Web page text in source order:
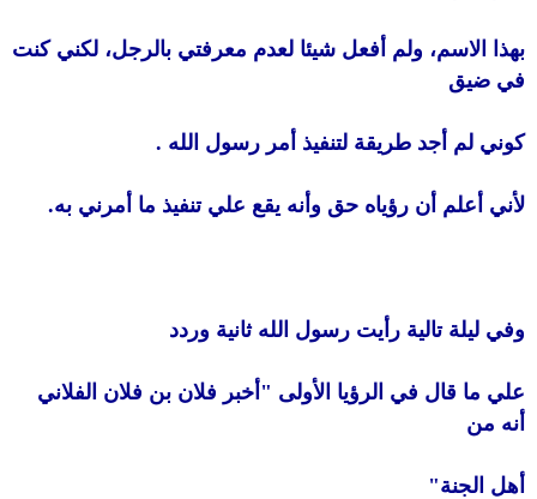
بهذا الاسم، ولم أفعل شيئا لعدم معرفتي بالرجل، لكني كنت
في ضيق
كوني لم أجد طريقة لتنفيذ أمر رسول الله .
لأني أعلم أن رؤياه حق وأنه يقع علي تنفيذ ما أمرني به.
وفي ليلة تالية رأيت رسول الله ثانية وردد
علي ما قال في الرؤيا الأولى "أخبر فلان بن فلان الفلاني
أنه من
أهل الجنة"